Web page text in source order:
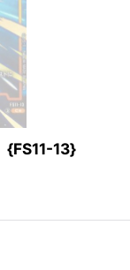
{FS11-13}